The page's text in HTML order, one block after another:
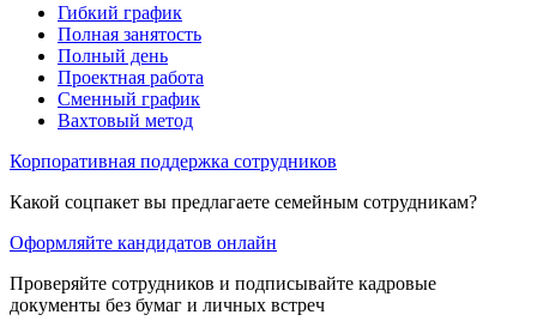
Гибкий график
Полная занятость
Полный день
Проектная работа
Сменный график
Вахтовый метод
Корпоративная поддержка сотрудников
Какой соцпакет вы предлагаете семейным сотрудникам?
Оформляйте кандидатов онлайн
Проверяйте сотрудников и подписывайте кадровые
документы без бумаг и личных встреч